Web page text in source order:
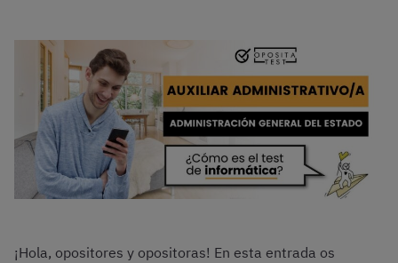
¡Hola, opositores y opositoras! En esta entrada os